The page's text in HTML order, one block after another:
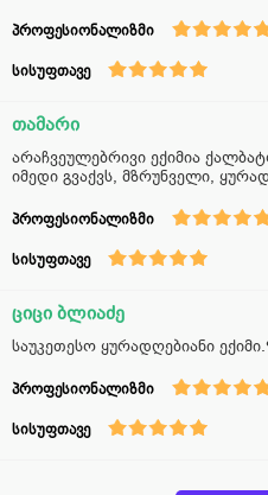
პროფესიონალიზმი
სისუფთავე
თამარი
არაჩვეულებრივი ექიმია
იმედი გვაქვს, მზრუნველი,
პროფესიონალიზმი
სისუფთავე
ციცი ბლიაძე
საუკეთესო ყურადღებიანი
პროფესიონალიზმი
სისუფთავე